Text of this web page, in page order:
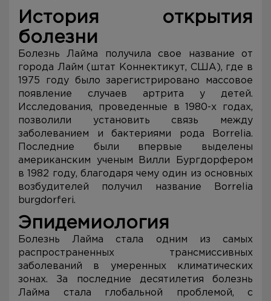
История открытия
болезни
Болезнь Лайма получила свое название от
города Лайм (штат Коннектикут, США), где в
1975 году было зарегистрировано массовое
появление случаев артрита у детей.
Исследования, проведенные в 1980-х годах,
позволили установить связь между
заболеванием и бактериями рода Borrelia.
Последние были впервые выделены
американским ученым Вилли Бургдорфером
в 1982 году, благодаря чему один из основных
возбудителей получил название Borrelia
burgdorferi.
Эпидемиология
Болезнь Лайма стала одним из самых
распространенных трансмиссивных
заболеваний в умеренных климатических
зонах. За последние десятилетия болезнь
Лайма стала глобальной проблемой, с